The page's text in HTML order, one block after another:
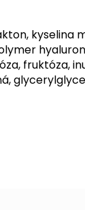
kyselina
fruktóza,